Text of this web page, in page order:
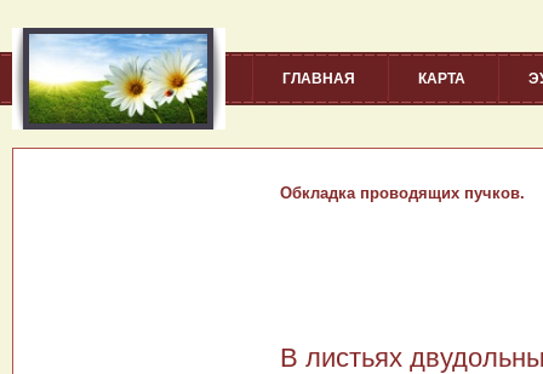
ГЛАВНАЯ КАРТА
Обкладка проводящих пучков.
В листьях